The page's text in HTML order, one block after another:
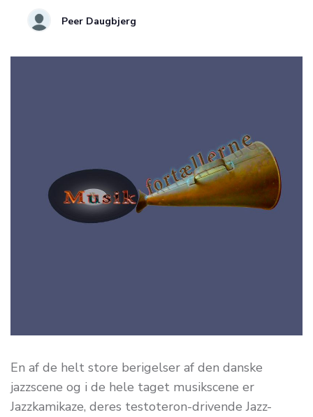
Peer Daugbjerg
En af de helt store berigelser af den danske
jazzscene og i de hele taget musikscene er
Jazzkamikaze, deres testoteron-drivende Jazz-